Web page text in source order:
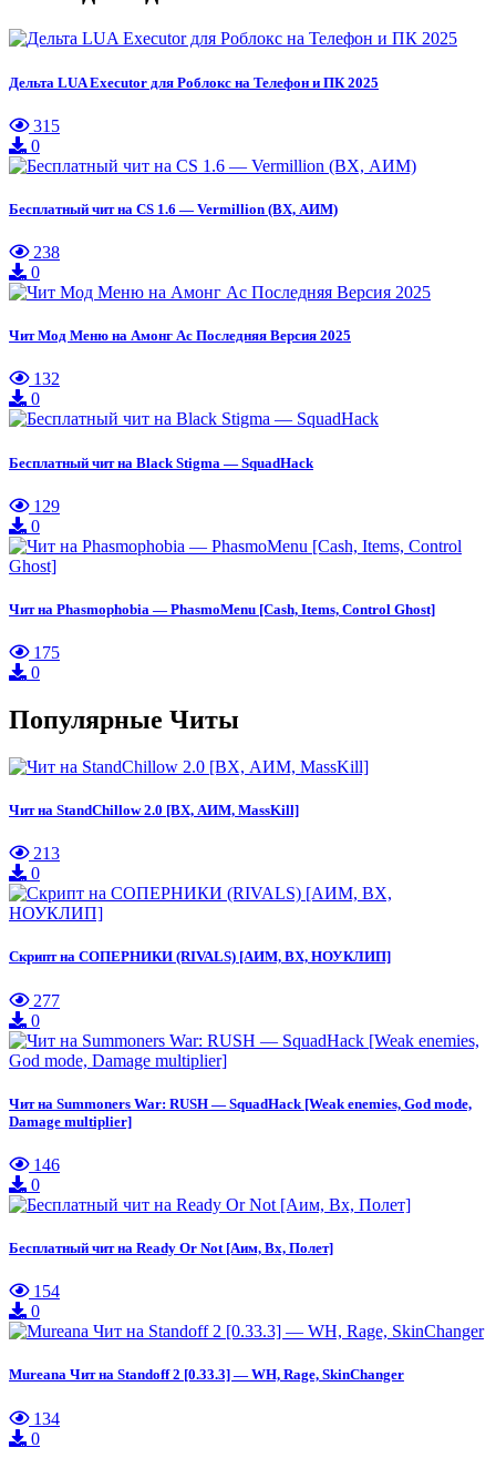
Дельта LUA Executor для Роблокс на Телефон и ПК 2025
315
0
Бесплатный чит на CS 1.6 — Vermillion (ВХ, АИМ)
238
0
Чит Мод Меню на Амонг Ас Последняя Версия 2025
132
0
Бесплатный чит на Black Stigma — SquadHack
129
0
Чит на Phasmophobia — PhasmoMenu [Cash, Items, Control Ghost]
175
0
Популярные Читы
Чит на StandChillow 2.0 [ВХ, АИМ, MassKill]
213
0
Скрипт на СОПЕРНИКИ (RIVALS) [АИМ, ВХ, НОУКЛИП]
277
0
Чит на Summoners War: RUSH — SquadHack [Weak enemies, God mode,
Damage multiplier]
146
0
Бесплатный чит на Ready Or Not [Аим, Вх, Полет]
154
0
Mureana Чит на Standoff 2 [0.33.3] — WH, Rage, SkinChanger
134
0